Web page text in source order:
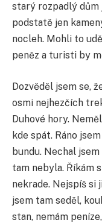
starý rozpadlý dům
podstatě jen
nocleh. Mohli to
peněz a turisti by
Dozvěděl jsem se,
osmi nejhezčích
Duhové hory.
kde spát. Ráno
bundu. Nechal
tam nebyla. Říkám
nekrade. Nejspíš si
jsem tam seděl,
stan, nemám